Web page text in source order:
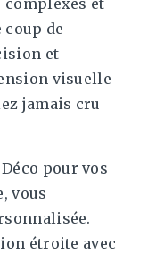
et
coup de
et
visuelle
jamais cru
pour vos
vous
étroite avec